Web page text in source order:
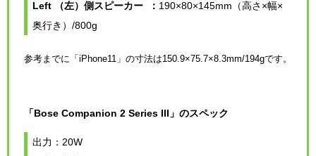
Left （左）側スピーカー ： 190×80×145mm（高さ×幅×
奥行き）/800g
参考までに「iPhone11」の寸法は150.9×75.7×8.3mm/194gです。
「Bose Companion 2 Series III」のスペック
出力：20W